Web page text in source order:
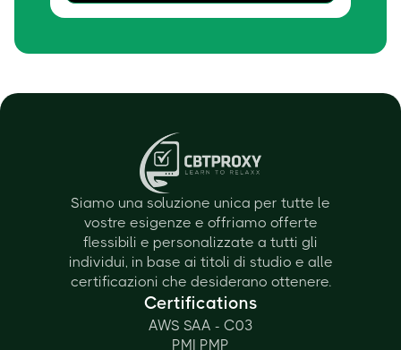
Siamo una soluzione unica per tutte le
vostre esigenze e offriamo offerte
flessibili e personalizzate a tutti gli
individui, in base ai titoli di studio e alle
certificazioni che desiderano ottenere.
Certifications
AWS SAA - C03
PMI PMP